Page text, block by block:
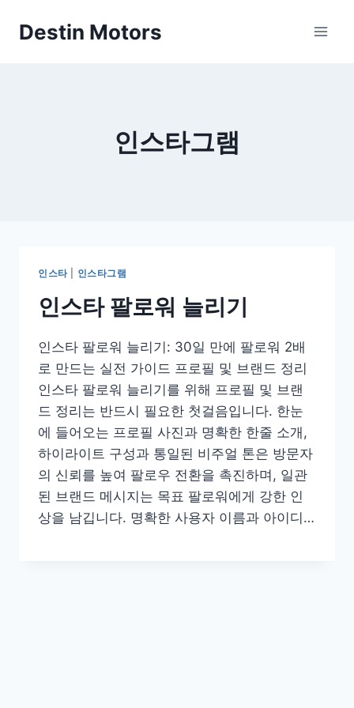
Destin Motors
인스타그램
인스타| 인스타그램
인스타 팔로워 늘리기
인스타 팔로워 늘리기: 30일 만에 팔로워 2배
로 만드는 실전 가이드 프로필 및 브랜드 정리
인스타 팔로워 늘리기를 위해 프로필 및 브랜
드 정리는 반드시 필요한 첫걸음입니다. 한눈
에 들어오는 프로필 사진과 명확한 한줄 소개,
하이라이트 구성과 통일된 비주얼 톤은 방문자
의 신뢰를 높여 팔로우 전환을 촉진하며, 일관
된 브랜드 메시지는 목표 팔로워에게 강한 인
상을 남깁니다. 명확한 사용자 이름과 아이디…